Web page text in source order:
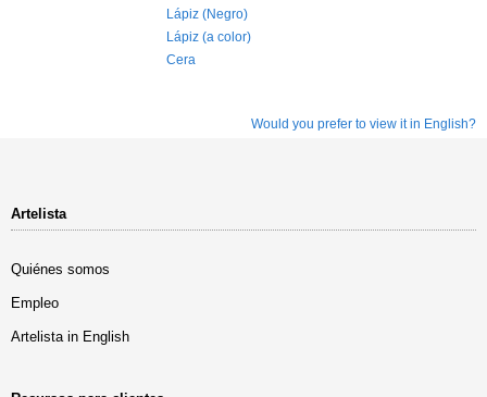
Lápiz (Negro)
Lápiz (a color)
Cera
Would you prefer to view it in English?
Artelista
Quiénes somos
Empleo
Artelista in English